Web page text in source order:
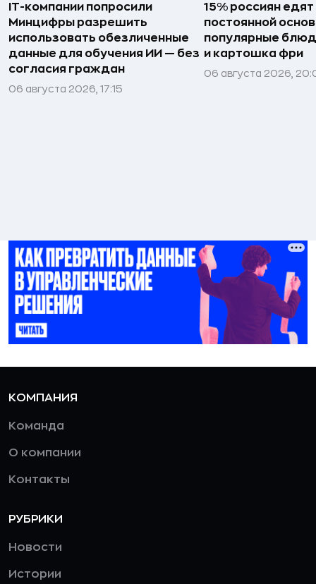
IT-компании попросили
Минцифры разрешить
использовать обезличенные
данные для обучения ИИ — без
согласия граждан
06 августа 2026, 17:15
15% россиян
постоянной
популярные
и картошка фри
06 августа 2026,
КОМПАНИЯ
Команда
О компании
Контакты
РУБРИКИ
Новости
Истории